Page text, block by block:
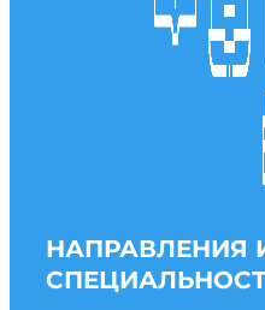
НАПРАВЛЕНИЯ